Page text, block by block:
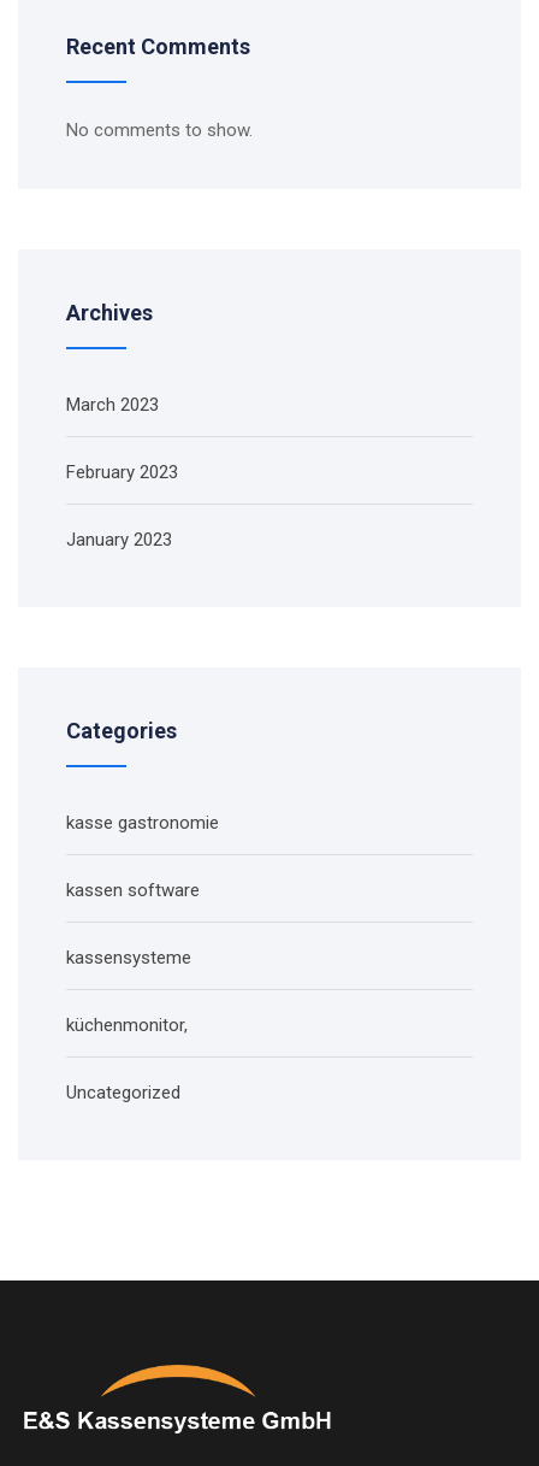
Recent Comments
No comments to show.
Archives
March 2023
February 2023
January 2023
Categories
kasse gastronomie
kassen software
kassensysteme
küchenmonitor,
Uncategorized